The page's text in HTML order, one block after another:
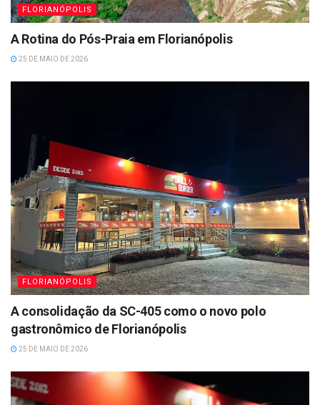
FLORIANÓPOLIS
A Rotina do Pós-Praia em Florianópolis
25 DE MAIO DE 2026
FLORIANÓPOLIS
A consolidação da SC-405 como o novo polo
gastronômico de Florianópolis
25 DE MAIO DE 2026